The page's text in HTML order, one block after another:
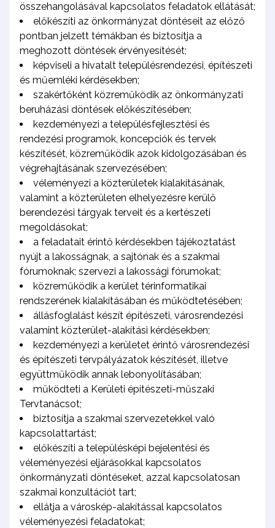
összehangolásával kapcsolatos feladatok ellátását;
előkészíti az önkormányzat döntéseit az előző
pontban jelzett témákban és biztosítja a
meghozott döntések érvényesítését;
képviseli a hivatalt településrendezési, építészeti
és műemléki kérdésekben;
szakértőként közreműködik az önkormányzati
beruházási döntések előkészítésében;
kezdeményezi a településfejlesztési és
rendezési programok, koncepciók és tervek
készítését, közreműködik azok kidolgozásában és
végrehajtásának szervezésében;
véleményezi a közterületek kialakításának,
valamint a közterületen elhelyezésre kerülő
berendezési tárgyak terveit és a kertészeti
megoldásokat;
a feladatait érintő kérdésekben tájékoztatást
nyújt a lakosságnak, a sajtónak és a szakmai
fórumoknak; szervezi a lakossági fórumokat;
közreműködik a kerület térinformatikai
rendszerének kialakításában és működtetésében;
állásfoglalást készít építészeti, városrendezési
valamint közterület-alakítási kérdésekben;
kezdeményezi a kerületet érintő városrendezési
és építészeti tervpályázatok készítését, illetve
együttműködik annak lebonyolításában;
működteti a Kerületi építészeti-műszaki
Tervtanácsot;
biztosítja a szakmai szervezetekkel való
kapcsolattartást;
előkészíti a településképi bejelentési és
véleményezési eljárásokkal kapcsolatos
önkormányzati döntéseket, azzal kapcsolatosan
szakmai konzultációt tart;
ellátja a városkép-alakítással kapcsolatos
véleményezési feladatokat;